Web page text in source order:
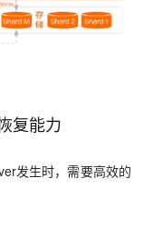
复能力
发生时，需要高效的